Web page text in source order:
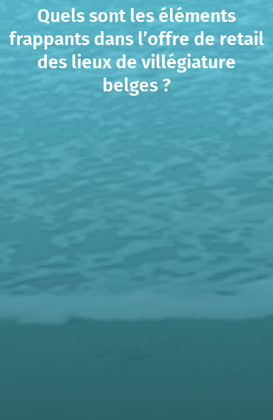
Quels sont les éléments
frappants dans l’offre de retail
des lieux de villégiature
belges ?